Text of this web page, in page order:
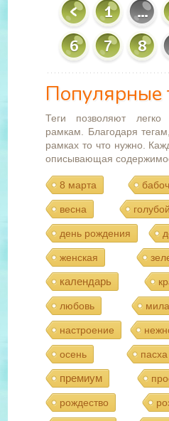
1 ...
6
7 8
Популярные
Теги позволяют легко
рамкам. Благодаря
рамках то что нужно.
описывающая
8 марта
весна голубой
день рождения
женская
календарь
любовь
настроение
осень пасха
премиум
рождество